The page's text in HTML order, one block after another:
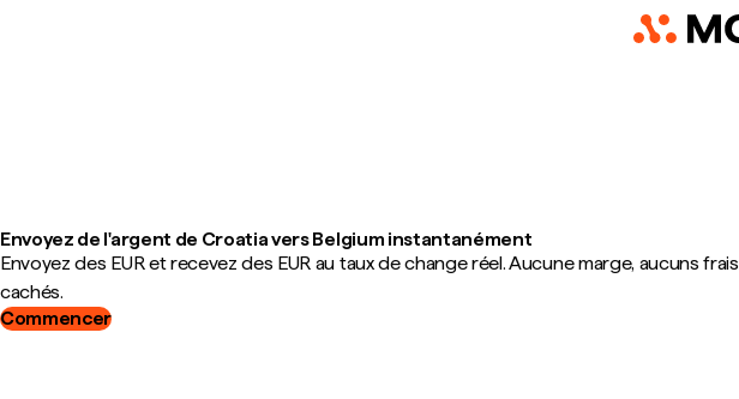
Envoyez de l'argent de Croatia vers Belgium instantanément
Envoyez des EUR et recevez des EUR au taux de change réel. Aucune marge, aucuns frais
cachés.
Commencer